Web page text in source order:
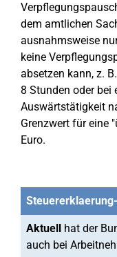
dem amtlichen
ausnahmsweise
keine
absetzen kann, z.
8 Stunden oder bei
Auswärtstätigkeit
Grenzwert für eine
Euro.
Aktuell hat der
auch bei